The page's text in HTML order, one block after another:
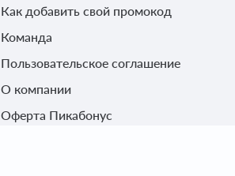
Как добавить свой промокод
Команда
Пользовательское соглашение
О компании
Оферта Пикабонус